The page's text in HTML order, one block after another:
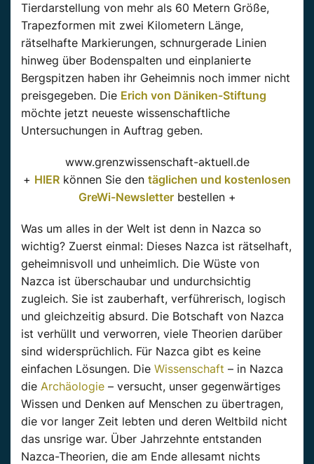
Tierdarstellung von mehr als 60 Metern Größe,
Trapezformen mit zwei Kilometern Länge,
rätselhafte Markierungen, schnurgerade Linien
hinweg über Bodenspalten und einplanierte
Bergspitzen haben ihr Geheimnis noch immer nicht
preisgegeben. Die Erich von Däniken-Stiftung
möchte jetzt neueste wissenschaftliche
Untersuchungen in Auftrag geben.
www.grenzwissenschaft-aktuell.de
+ HIER können Sie den täglichen und kostenlosen
GreWi-Newsletterbestellen +
Was um alles in der Welt ist denn in Nazca so
wichtig? Zuerst einmal: Dieses Nazca ist rätselhaft,
geheimnisvoll und unheimlich. Die Wüste von
Nazca ist überschaubar und undurchsichtig
zugleich. Sie ist zauberhaft, verführerisch, logisch
und gleichzeitig absurd. Die Botschaft von Nazca
ist verhüllt und verworren, viele Theorien darüber
sind widersprüchlich. Für Nazca gibt es keine
einfachen Lösungen. Die Wissenschaft – in Nazca
die Archäologie – versucht, unser gegenwärtiges
Wissen und Denken auf Menschen zu übertragen,
die vor langer Zeit lebten und deren Weltbild nicht
das unsrige war. Über Jahrzehnte entstanden
Nazca-Theorien, die am Ende allesamt nichts